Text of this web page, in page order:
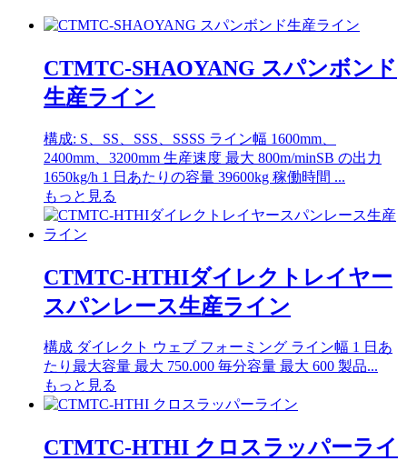
CTMTC-SHAOYANG スパンボンド
生産ライン
構成: S、SS、SSS、SSSS ライン幅 1600mm、
2400mm、3200mm 生産速度 最大 800m/minSB の出力
1650kg/h 1 日あたりの容量 39600kg 稼働時間 ...
もっと見る
CTMTC-HTHIダイレクトレイヤー
スパンレース生産ライン
構成 ダイレクト ウェブ フォーミング ライン幅 1 日あ
たり最大容量 最大 750.000 毎分容量 最大 600 製品...
もっと見る
CTMTC-HTHI クロスラッパーライ